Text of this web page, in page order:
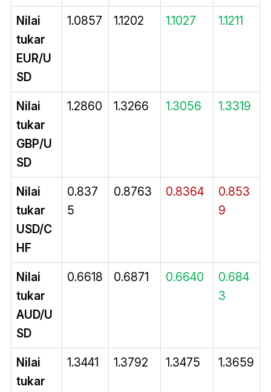
Nilai
tukar
EUR/U
SD
1.0857 1.1202 1.1027 1.1211
Nilai
tukar
GBP/U
SD
1.2860 1.3266 1.3056 1.3319
Nilai
tukar
USD/C
HF
0.837
5
0.8763 0.8364
0.853
9
Nilai
tukar
AUD/U
SD
0.6618 0.6871 0.6640
0.684
3
Nilai
tukar
1.3441 1.3792 1.3475 1.3659